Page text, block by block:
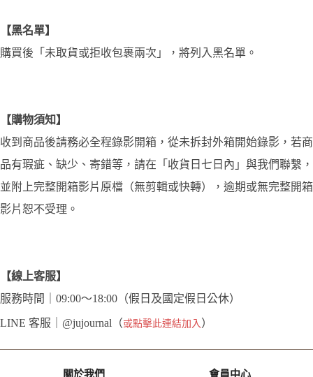
【黑名單】
購買後「未取貨或拒收包裹兩次」，將列入黑名單。
【購物須知】
收到商品後請務必全程錄影開箱，從未拆封外箱開始錄影，若商
品有瑕疵、缺少、寄錯等，請在「收貨日七日內」與我們聯繫，
並附上完整開箱影片原檔（無剪輯或快轉），逾期或無完整開箱
影片恕不受理。
【線上客服】
服務時間｜09:00～18:00（假日及國定假日公休）
LINE 客服｜@jujournal（或點擊此連結加入 ）
關於我們 會員中心